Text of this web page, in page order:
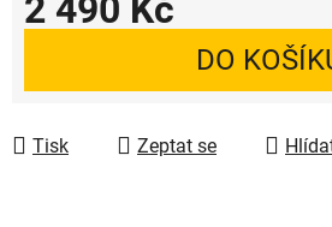
2 490 Kč
DO
Tisk Zeptat se